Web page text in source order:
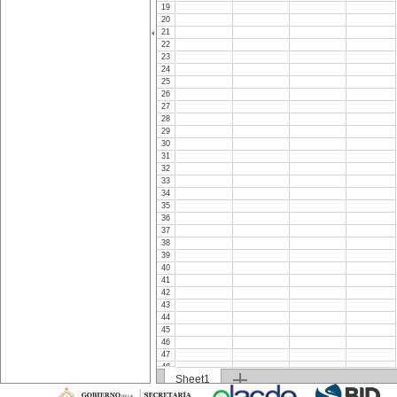
19
20
21
22
23
24
25
26
27
28
29
30
31
32
33
34
35
36
37
38
39
40
41
42
43
44
45
46
47
48
Sheet1